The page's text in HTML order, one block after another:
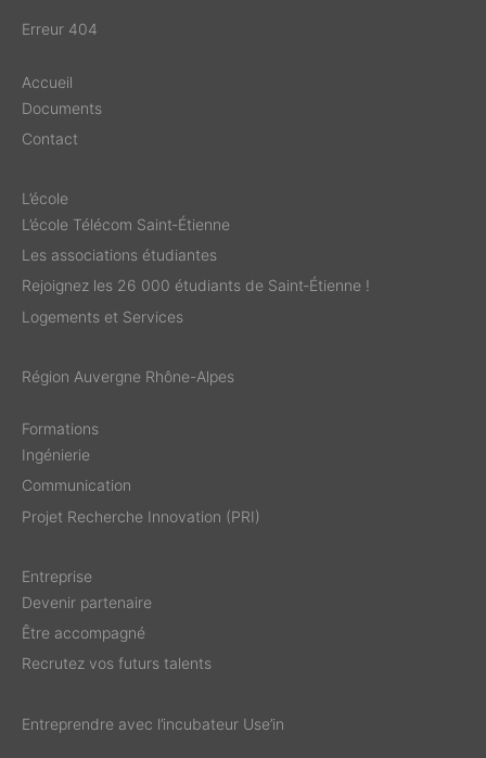
Erreur 404
Accueil
Documents
Contact
L’école
L’école Télécom Saint‑Étienne
Les associations étudiantes
Rejoignez les 26 000 étudiants de Saint‑Étienne !
Logements et Services
Région Auvergne Rhône-Alpes
Formations
Ingénierie
Communication
Projet Recherche Innovation (PRI)
Entreprise
Devenir partenaire
Être accompagné
Recrutez vos futurs talents
Entreprendre avec l’incubateur Use’in